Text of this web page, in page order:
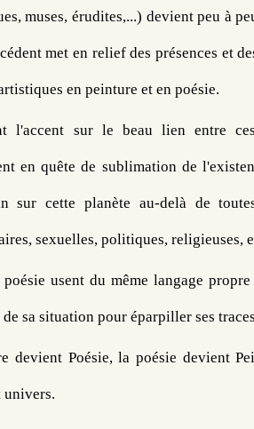
muses, érudites,...) devient peu à
met en relief des présences et
en peinture et en poésie.
l'accent sur le beau lien entre
en quête de sublimation de
sur cette planète au-delà de
sexuelles, politiques, religieuses,
usent du même langage
sa situation pour éparpiller ses
devient Poésie, la poésie devient
univers.